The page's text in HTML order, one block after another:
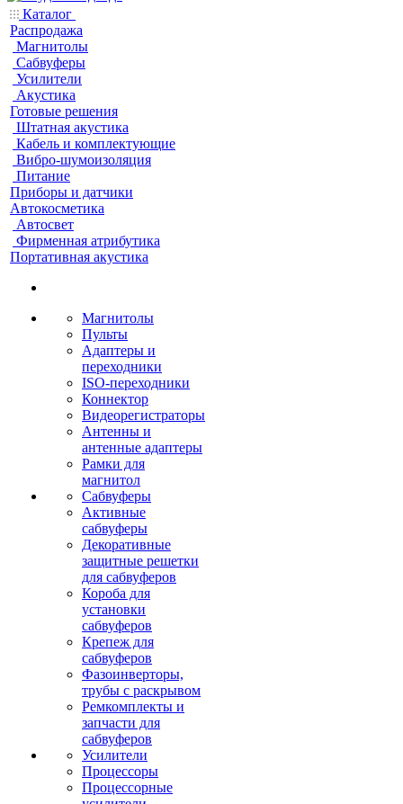
Каталог
Распродажа
Магнитолы
Сабвуферы
Усилители
Акустика
Готовые решения
Штатная акустика
Кабель и комплектующие
Вибро-шумоизоляция
Питание
Приборы и датчики
Автокосметика
Автосвет
Фирменная атрибутика
Портативная акустика
Магнитолы
Пульты
Адаптеры и
переходники
ISO-переходники
Коннектор
Видеорегистраторы
Антенны и
антенные адаптеры
Рамки для
магнитол
Сабвуферы
Активные
сабвуферы
Декоративные
защитные решетки
для сабвуферов
Короба для
установки
сабвуферов
Крепеж для
сабвуферов
Фазоинверторы,
трубы с раскрывом
Ремкомплекты и
запчасти для
сабвуферов
Усилители
Процессоры
Процессорные